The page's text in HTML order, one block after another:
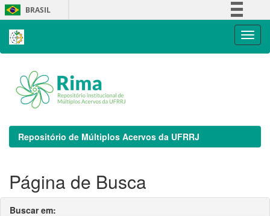
Skip
navigation
BRASIL
Repositório de Múltiplos Acervos da UFRRJ
Página de Busca
Buscar em: